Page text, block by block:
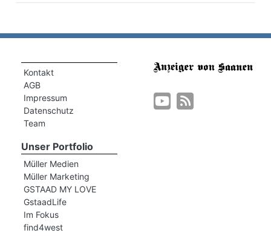
Kontakt
AGB
Impressum
Datenschutz
Team
Unser Portfolio
Müller Medien
Müller Marketing
GSTAAD MY LOVE
GstaadLife
Im Fokus
find4west